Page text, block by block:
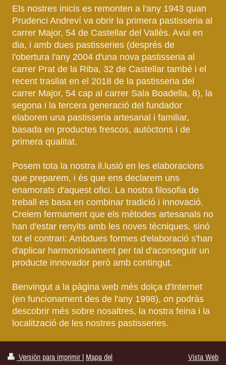
Els nostres inicis es remonten a l'any 1943 quan
Prudenci Andreví va obrir la primera pastisseria al
carrer Major, 54 de Castellar del Vallès. Avui en
dia, i amb dues pastisseries (després de
l'obertura l'any 2004 d'una nova pastisseria al
carrer Prat de la Riba, 32 de Castellar també i el
recent trasllat en el 2018 de la pastisseria del
carrer Major, 54 cap al carrer Sala Boadella, 8), la
segona i la tercera generació del fundador
elaboren una pastisseria artesanal i familiar,
basada en productes frescos, autòctons i de
primera qualitat.
Posem tota la nostra il.lusió en les elaboracions
que preparem, i és que ens declarem uns
enamorats d'aquest ofici. La nostra filosofia de
treball es basa en combinar tradició i innovació.
Creiem fermament que els mètodes artesanals no
han d'estar renyits amb les noves tècniques, sinó
tot el contrari: Ambdues formes d'elaboració s'han
d'aplicar harmoniosament per tal d'aconseguir un
producte innovador però amb contingut.
Benvingut a la pàgina web més dolça d'Internet
(en funcionament des de l'any 1998), on podràs
descobrir més sobre nosaltres, la nostra feina i la
localització de les nostres pastisseries.
Versión para imprimir | Mapa del
Vista Web